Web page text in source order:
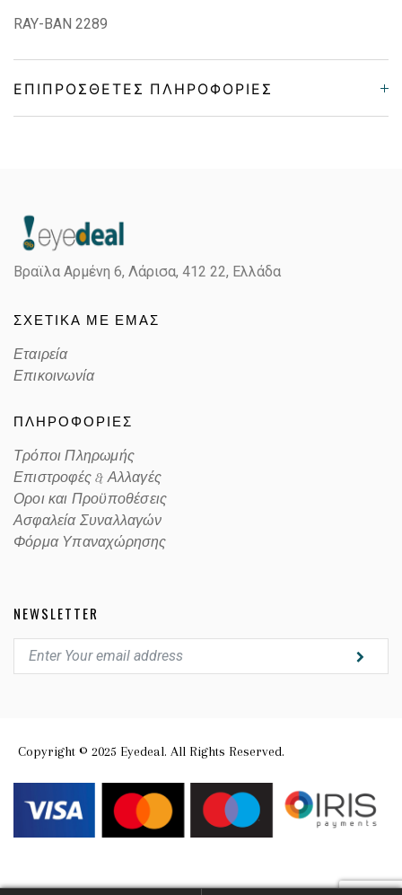
RAY-BAN 2289
ΕΠΙΠΡΌΣΘΕΤΕΣ ΠΛΗΡΟΦΟΡΊΕΣ
Color
Lens Color BLUE
Color code
Βραϊλα Αρμένη 6, Λάρισα, 412 22, Ελλάδα
ΣΧΕΤΙΚΑ ΜΕ ΕΜΑΣ
Εταιρεία
Επικοινωνία
ΠΛΗΡΟΦΟΡΙΕΣ
Τρόποι Πληρωμής
Επιστροφές & Αλλαγές
Οροι και Προϋποθέσεις
Ασφαλεία Συναλλαγών
Φόρμα Υπαναχώρησης
NEWSLETTER
Copyright © 2025 Eyedeal. All Rights Reserved.